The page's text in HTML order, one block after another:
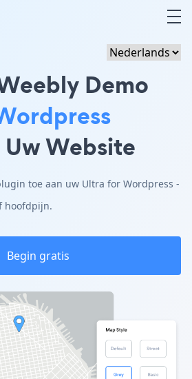
Demo
Website
toe aan uw Ultra for Wordpress -
hoofdpijn.
Begin gratis